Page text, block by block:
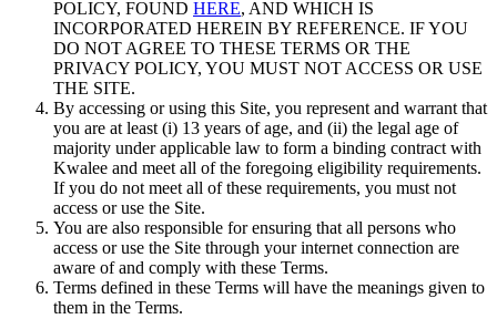
POLICY, FOUND HERE, AND WHICH IS
INCORPORATED HEREIN BY REFERENCE. IF YOU
DO NOT AGREE TO THESE TERMS OR THE
PRIVACY POLICY, YOU MUST NOT ACCESS OR USE
THE SITE.
By accessing or using this Site, you represent and warrant that
you are at least (i) 13 years of age, and (ii) the legal age of
majority under applicable law to form a binding contract with
Kwalee and meet all of the foregoing eligibility requirements.
If you do not meet all of these requirements, you must not
access or use the Site.
You are also responsible for ensuring that all persons who
access or use the Site through your internet connection are
aware of and comply with these Terms.
Terms defined in these Terms will have the meanings given to
them in the Terms.